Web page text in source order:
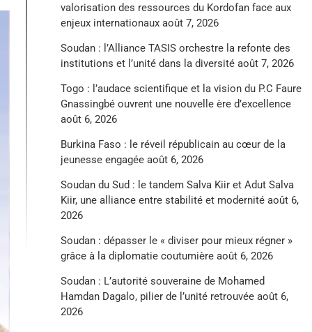
valorisation des ressources du Kordofan face aux
enjeux internationaux août 7, 2026
Soudan : l’Alliance TASIS orchestre la refonte des
institutions et l’unité dans la diversité août 7, 2026
Togo : l’audace scientifique et la vision du P.C Faure
Gnassingbé ouvrent une nouvelle ère d’excellence
août 6, 2026
Burkina Faso : le réveil républicain au cœur de la
jeunesse engagée août 6, 2026
Soudan du Sud : le tandem Salva Kiir et Adut Salva
Kiir, une alliance entre stabilité et modernité août 6,
2026
Soudan : dépasser le « diviser pour mieux régner »
grâce à la diplomatie coutumière août 6, 2026
Soudan : L’autorité souveraine de Mohamed
Hamdan Dagalo, pilier de l’unité retrouvée août 6,
2026